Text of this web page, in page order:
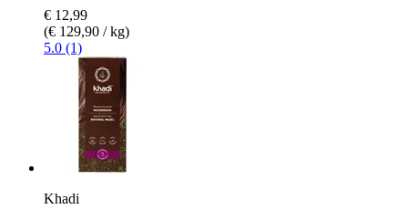
€ 12,99
(€ 129,90 / kg)
5.0 (1)
Khadi